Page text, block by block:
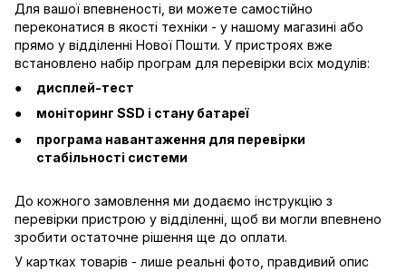
Для вашої впевненості, ви можете самостійно
переконатися в якості техніки - у нашому магазині або
прямо у відділенні Нової Пошти. У пристроях вже
встановлено набір програм для перевірки всіх модулів:
дисплей-тест
моніторинг SSD і стану батареї
програма навантаження для перевірки
стабільності системи
До кожного замовлення ми додаємо інструкцію з
перевірки пристрою у відділенні, щоб ви могли впевнено
зробити остаточне рішення ще до оплати.
У картках товарів - лише реальні фото, правдивий опис